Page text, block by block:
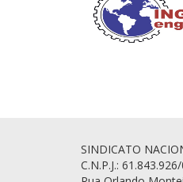
SINDICATO
C.N.P.J.: